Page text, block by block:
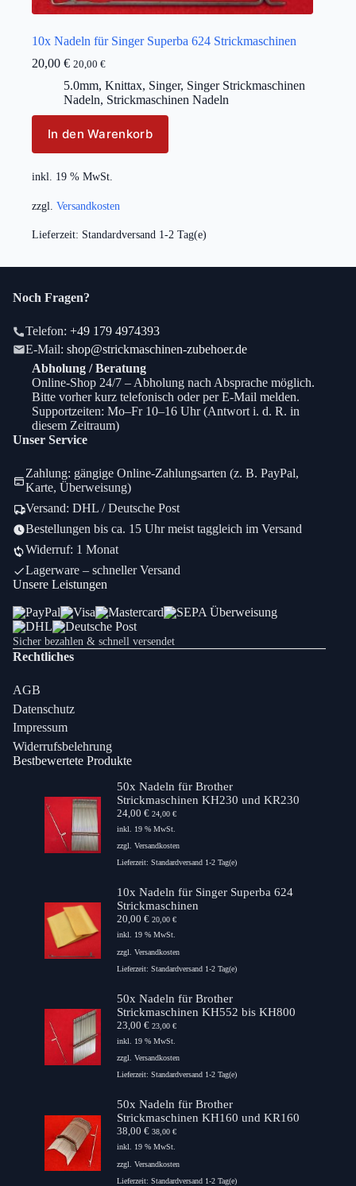
10x Nadeln für Singer Superba 624 Strickmaschinen
20,00 € 20,00 €
5.0mm, Knittax, Singer, Singer Strickmaschinen
Nadeln, Strickmaschinen Nadeln
In den Warenkorb
inkl. 19 % MwSt.
zzgl. Versandkosten
Lieferzeit: Standardversand 1-2 Tag(e)
Noch Fragen?
Telefon: +49 179 4974393
E-Mail: shop@strickmaschinen-zubehoer.de
Abholung / Beratung
Online-Shop 24/7 – Abholung nach Absprache möglich.
Bitte vorher kurz telefonisch oder per E-Mail melden.
Supportzeiten: Mo–Fr 10–16 Uhr (Antwort i. d. R. in
diesem Zeitraum)
Unser Service
Zahlung: gängige Online-Zahlungsarten (z. B. PayPal,
Karte, Überweisung)
Versand: DHL / Deutsche Post
Bestellungen bis ca. 15 Uhr meist taggleich im Versand
Widerruf: 1 Monat
Lagerware – schneller Versand
Unsere Leistungen
Sicher bezahlen & schnell versendet
Rechtliches
AGB
Datenschutz
Impressum
Widerrufsbelehrung
Bestbewertete Produkte
50x Nadeln für Brother
Strickmaschinen KH230 und KR230
24,00 € 24,00 €
inkl. 19 % MwSt.
zzgl. Versandkosten
Lieferzeit: Standardversand 1-2 Tag(e)
10x Nadeln für Singer Superba 624
Strickmaschinen
20,00 € 20,00 €
inkl. 19 % MwSt.
zzgl. Versandkosten
Lieferzeit: Standardversand 1-2 Tag(e)
50x Nadeln für Brother
Strickmaschinen KH552 bis KH800
23,00 € 23,00 €
inkl. 19 % MwSt.
zzgl. Versandkosten
Lieferzeit: Standardversand 1-2 Tag(e)
50x Nadeln für Brother
Strickmaschinen KH160 und KR160
38,00 € 38,00 €
inkl. 19 % MwSt.
zzgl. Versandkosten
Lieferzeit: Standardversand 1-2 Tag(e)